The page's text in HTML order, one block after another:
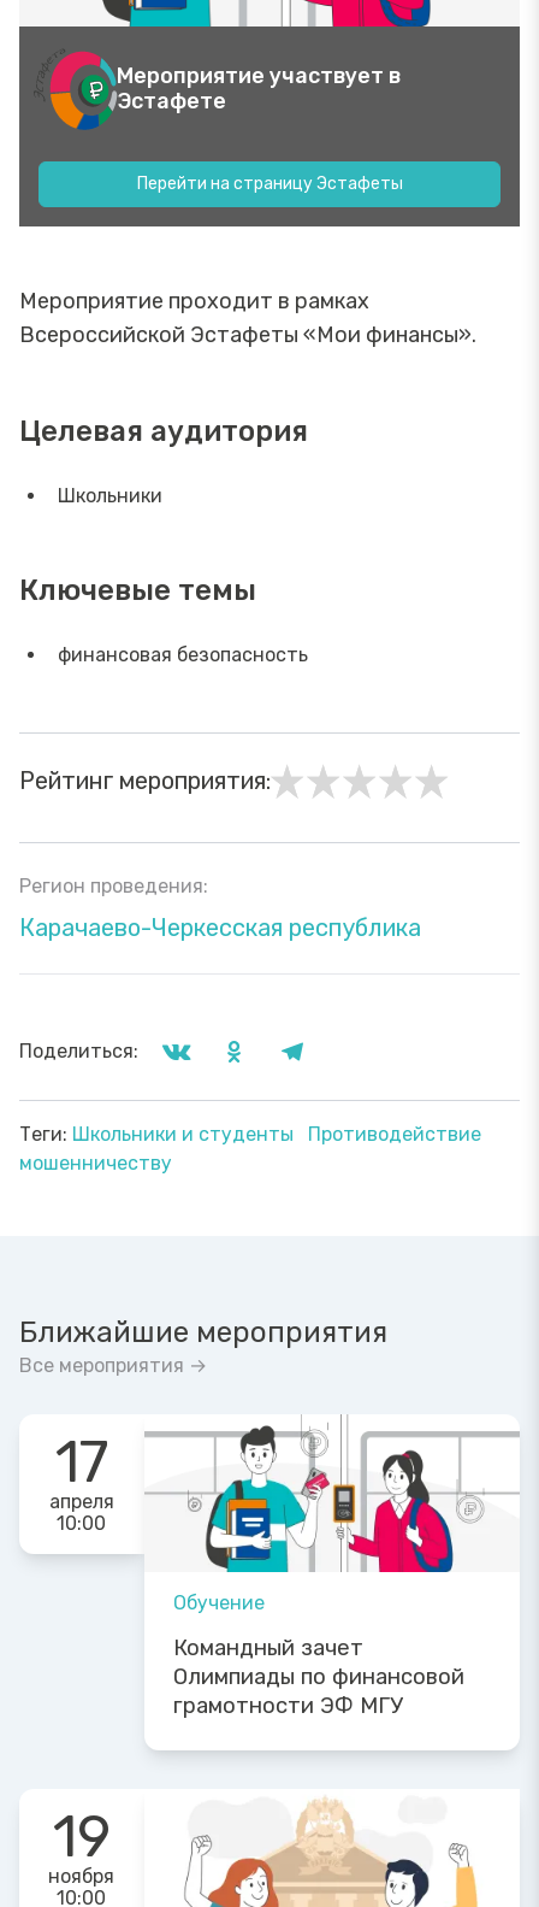
Мероприятие участвует в
Эстафете
Перейти на страницу Эстафеты
Мероприятие проходит в рамках
Всероссийской Эстафеты «Мои финансы».
Целевая аудитория
Школьники
Ключевые темы
финансовая безопасность
Рейтинг мероприятия:
Регион проведения:
Карачаево-Черкесская республика
Поделиться:
Теги: Школьники и студенты
Противодействие
мошенничеству
Ближайшие мероприятия
Все мероприятия →
17
апреля
10:00
Обучение
Командный зачет
Олимпиады по финансовой
грамотности ЭФ МГУ
19
ноября
10:00